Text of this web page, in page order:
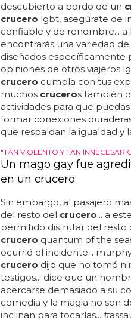
descubierto a bordo de un
crucero lgbt, asegúrate de
confiable y de renombre...
encontrarás una variedad
diseñados específicamente
opiniones de otros viajeros
crucero cumpla con tus
muchos cruceros también
actividades para que
formar conexiones
que respaldan la igualdad y
"TAN VIOLENTO Y TAN
Un mago gay fue
en un crucero
Sin embargo, al pasajero
del resto del crucero... a
permitido disfrutar del resto
crucero quantum of the
ocurrió el incidente...
crucero dijo que no tomó
testigos... dice que un
acercarse demasiado a su
comedia y la magia no son
inclinan para tocarlas...